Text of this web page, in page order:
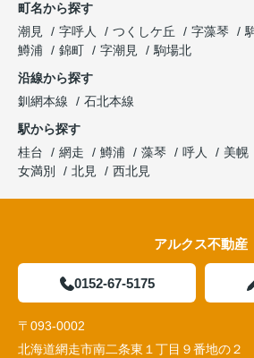
町名から探す
潮見
字呼人 つくしケ丘 字藻琴
鱒浦
錦町 字潮見
駒場北
沿線から探す
釧網本線
石北本線
駅から探す
桂台
網走 鱒浦 藻琴 呼人 美幌
女満別
北見 西北見
アルクス不動産
0152-67-5175
〒093-0002
北海道網走市南二条東１丁目９番地の２